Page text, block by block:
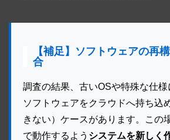
【補足】ソフトウェアの再
合
調査の結果、古いOSや特殊な仕
ソフトウェアをクラウドへ持ち込
きない）ケースがあります。この
で動作するよう システムを新しく